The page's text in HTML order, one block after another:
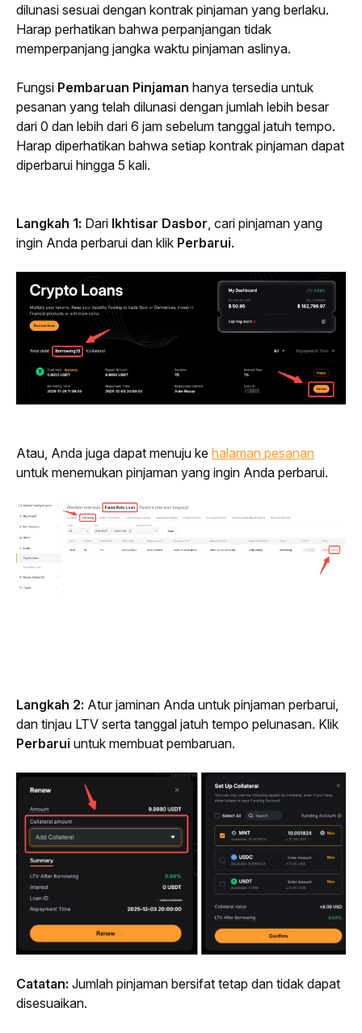
dilunasi sesuai dengan kontrak pinjaman yang berlaku.
Harap perhatikan bahwa perpanjangan tidak
memperpanjang jangka waktu pinjaman aslinya.
Fungsi Pembaruan Pinjaman hanya tersedia untuk
pesanan yang telah dilunasi dengan jumlah lebih besar
dari 0 dan lebih dari 6 jam sebelum tanggal jatuh tempo.
Harap diperhatikan bahwa setiap kontrak pinjaman dapat
diperbarui hingga 5 kali.
Langkah 1: Dari Ikhtisar Dasbor , cari pinjaman yang
ingin Anda perbarui dan klik Perbarui.
Atau, Anda juga dapat menuju ke halaman pesanan
untuk menemukan pinjaman yang ingin Anda perbarui.
Langkah 2: Atur jaminan Anda untuk pinjaman perbarui,
Perbarui untuk membuat pembaruan.
Catatan: Jumlah pinjaman bersifat tetap dan tidak dapat
disesuaikan.